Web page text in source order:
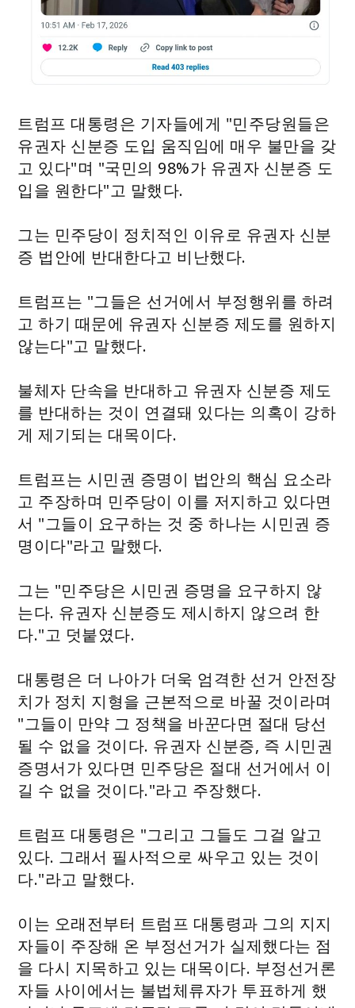
트럼프 대통령은 기자들에게 "민주당원들은
유권자 신분증 도입 움직임에 매우 불만을 갖
고 있다"며 "국민의 98%가 유권자 신분증 도
입을 원한다"고 말했다.
그는 민주당이 정치적인 이유로 유권자 신분
증 법안에 반대한다고 비난했다.
트럼프는 "그들은 선거에서 부정행위를 하려
고 하기 때문에 유권자 신분증 제도를 원하지
않는다"고 말했다.
불체자 단속을 반대하고 유권자 신분증 제도
를 반대하는 것이 연결돼 있다는 의혹이 강하
게 제기되는 대목이다.
트럼프는 시민권 증명이 법안의 핵심 요소라
고 주장하며 민주당이 이를 저지하고 있다면
서 "그들이 요구하는 것 중 하나는 시민권 증
명이다"라고 말했다.
그는 "민주당은 시민권 증명을 요구하지 않
는다. 유권자 신분증도 제시하지 않으려 한
다."고 덧붙였다.
대통령은 더 나아가 더욱 엄격한 선거 안전장
치가 정치 지형을 근본적으로 바꿀 것이라며
"그들이 만약 그 정책을 바꾼다면 절대 당선
될 수 없을 것이다. 유권자 신분증, 즉 시민권
증명서가 있다면 민주당은 절대 선거에서 이
길 수 없을 것이다."라고 주장했다.
트럼프 대통령은 "그리고 그들도 그걸 알고
있다. 그래서 필사적으로 싸우고 있는 것이
다."라고 말했다.
이는 오래전부터 트럼프 대통령과 그의 지지
자들이 주장해 온 부정선거가 실제했다는 점
을 다시 지목하고 있는 대목이다. 부정선거론
자들 사이에서는 불법체류자가 투표하게 했